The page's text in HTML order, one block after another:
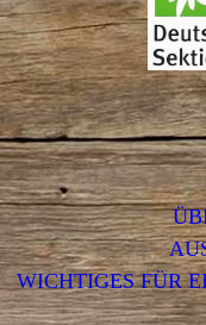
WICHTIGES FÜR